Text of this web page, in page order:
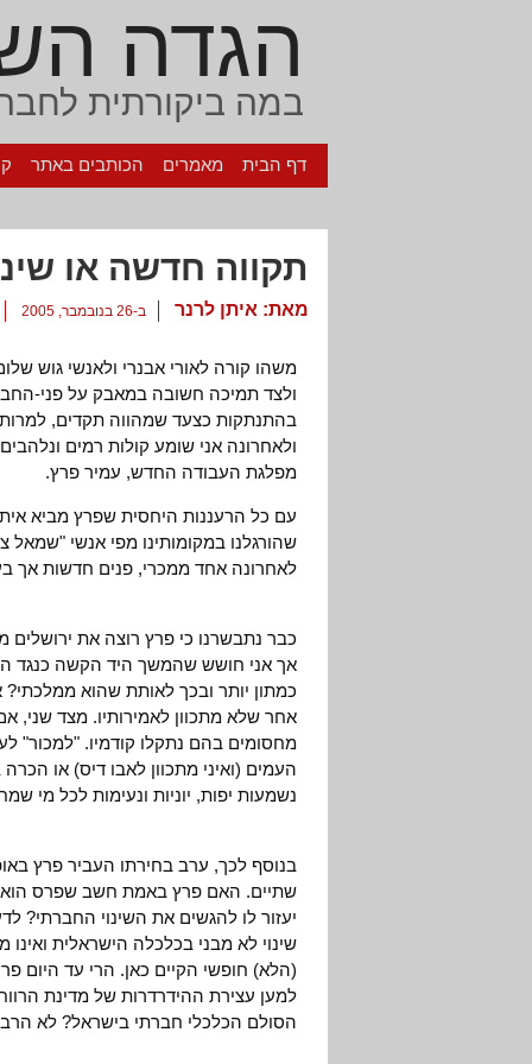
הגדה
במה ביקורתית
דף הבית מאמרים הכותבים באתר
תקווה חדשה או
מאת: איתן לרנר ב-26 בנובמבר, 2005
משהו קורה לאורי אבנרי ולאנשי גוש
ולצד תמיכה חשובה במאבק על פני-
בהתנתקות כצעד שמהווה תקדים,
ולאחרונה אני שומע קולות רמים
מפלגת העבודה החדש, עמיר פרץ.
עם כל הרעננות היחסית שפרץ מביא
שהורגלנו במקומותינו מפי אנשי "שמאל
לאחרונה אחד ממכרי, פנים חדשות אך
כבר נתבשרנו כי פרץ רוצה את ירושלים
אך אני חושש שהמשך היד הקשה כנגד
כמתון יותר ובכך לאותת שהוא
אחר שלא מתכוון לאמירותיו. מצד שני,
מחסומים בהם נתקלו קודמיו. "למכור"
העמים (ואיני מתכוון לאבו דיס) או
נשמעות יפות, יוניות ונעימות לכל
בנוסף לכך, ערב בחירתו העביר פרץ
שתיים. האם פרץ באמת חשב שפרס הוא
יעזור לו להגשים את השינוי החברתי?
שינוי לא מבני בכלכלה הישראלית
(הלא) חופשי הקיים כאן. הרי עד היום
למען עצירת ההידרדרות של מדינת
הסולם הכלכלי חברתי בישראל? לא